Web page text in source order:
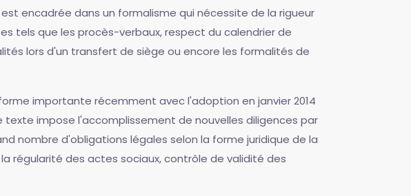
encadrée dans un formalisme qui nécessite de la rigueur
tels que les procès-verbaux, respect du calendrier de
lors d'un transfert de siège ou encore les formalités de
importante récemment avec l'adoption en janvier 2014
texte impose l'accomplissement de nouvelles diligences par
nombre d'obligations légales selon la forme juridique de la
régularité des actes sociaux, contrôle de validité des